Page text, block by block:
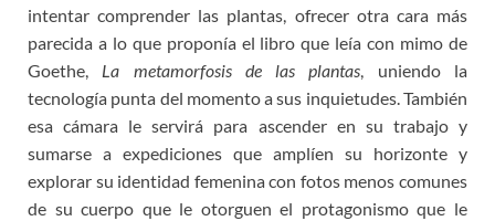
intentar comprender las plantas, ofrecer otra cara más
parecida a lo que proponía el libro que leía con mimo de
Goethe, La metamorfosis de las plantas, uniendo la
tecnología punta del momento a sus inquietudes. También
esa cámara le servirá para ascender en su trabajo y
sumarse a expediciones que amplíen su horizonte y
explorar su identidad femenina con fotos menos comunes
de su cuerpo que le otorguen el protagonismo que le